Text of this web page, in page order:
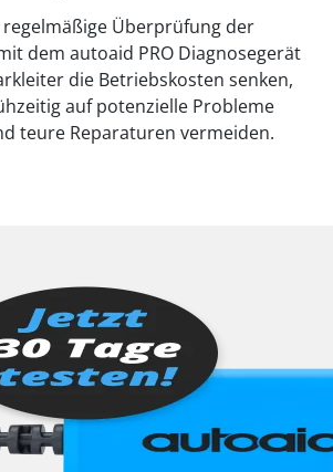
Überprüfung der
dem autoaid PRO Diagnosegerät
die Betriebskosten senken,
auf potenzielle Probleme
teure Reparaturen vermeiden.